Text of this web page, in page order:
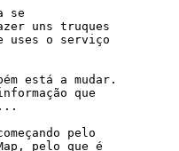
se
uns truques
uses o serviço
está a mudar.
que
pelo
pelo que é